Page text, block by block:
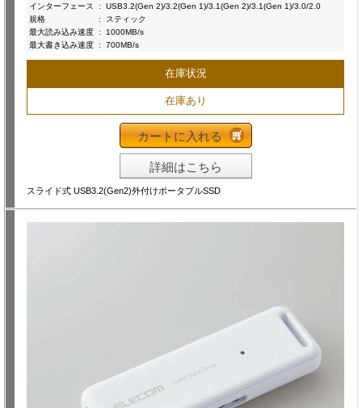
インターフェース
:
USB3.2(Gen 2)/3.2(Gen 1)/3.1(Gen 2)/3.1(Gen 1)/3.0/2.0
規格
:
スティック
最大読み込み速度 :
1000MB/s
最大書き込み速度 : 700MB/s
在庫状況
在庫あり
カートに入れる
詳細はこちら
スライド式 USB3.2(Gen2)外付けポータブルSSD